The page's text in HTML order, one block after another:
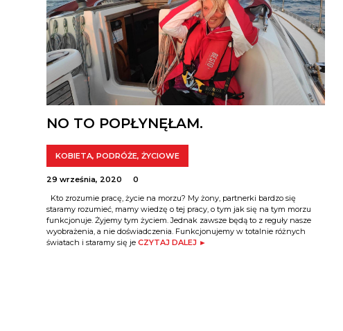
NO TO POPŁYNĘŁAM.
KOBIETA, PODRÓŻE, ŻYCIOWE
29 września, 2020
0
Kto zrozumie pracę, życie na morzu? My żony, partnerki bardzo się
staramy rozumieć, mamy wiedzę o tej pracy, o tym jak się na tym morzu
funkcjonuje. Żyjemy tym życiem. Jednak zawsze będą to z reguły nasze
wyobrażenia, a nie doświadczenia. Funkcjonujemy w totalnie różnych
światach i staramy się je CZYTAJ DALEJ ►